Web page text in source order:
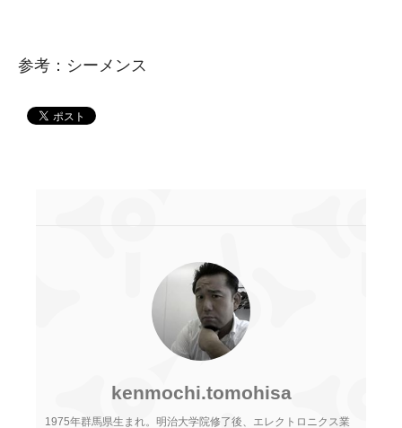
参考：シーメンス
kenmochi.tomohisa
1975年群馬県生まれ。明治大学院修了後、エレクトロニクス業